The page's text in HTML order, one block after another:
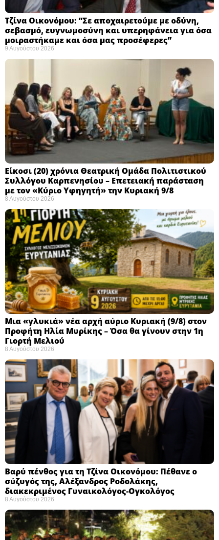
Τζίνα Οικονόμου: “Σε αποχαιρετούμε με οδύνη,
σεβασμό, ευγνωμοσύνη και υπερηφάνεια για όσα
μοιραστήκαμε και όσα μας προσέφερες”
9 Αυγούστου 2026
Eίκοσι (20) χρόνια Θεατρική Ομάδα Πολιτιστικού
Συλλόγου Καρπενησίου – Επετειακή παράσταση
με τον «Κύριο Υφηγητή» την Κυριακή 9/8
8 Αυγούστου 2026
Μια «γλυκιά» νέα αρχή αύριο Κυριακή (9/8) στον
Προφήτη Ηλία Μυρίκης – Όσα θα γίνουν στην 1η
Γιορτή Μελιού
8 Αυγούστου 2026
Βαρύ πένθος για τη Τζίνα Οικονόμου: Πέθανε ο
σύζυγός της, Αλέξανδρος Ροδολάκης,
διακεκριμένος Γυναικολόγος-Ογκολόγος
8 Αυγούστου 2026